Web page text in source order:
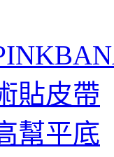
貼皮帶
幫平底